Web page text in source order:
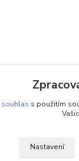
souhlas s použitím
Nastavení